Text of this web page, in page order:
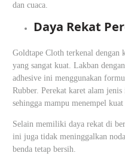
dan cuaca.
Daya Rekat
Goldtape Cloth terkenal dengan
yang sangat kuat. Lakban
adhesive ini menggunakan
Rubber. Perekat karet alam
sehingga mampu menempel
Selain memiliki daya rekat di
ini juga tidak meninggalkan
benda tetap bersih.